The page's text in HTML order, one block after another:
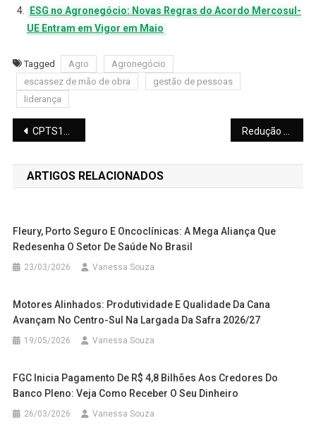
ESG no Agronegócio: Novas Regras do Acordo Mercosul-
UE Entram em Vigor em Maio
Tagged Agro
Agronegócio
escassez de mão de obra
gestão de pessoas
liderança
Navegação
de
Post
CPTS11: Fundo da Capitânia supera 366 mil investidores e dispara em liquidez na B3 Redução do ICMS sobre Diesel: Rio de Janeiro e Rondônia Rejeitam Proposta
ARTIGOS RELACIONADOS
Fleury, Porto Seguro E Oncoclínicas: A Mega Aliança Que
Redesenha O Setor De Saúde No Brasil
23/03/2026 Vanessa Souza
Motores Alinhados: Produtividade E Qualidade Da Cana
Avançam No Centro-Sul Na Largada Da Safra 2026/27
19/05/2026 Vanessa Souza
FGC Inicia Pagamento De R$ 4,8 Bilhões Aos Credores Do
Banco Pleno: Veja Como Receber O Seu Dinheiro
26/03/2026 Vanessa Souza